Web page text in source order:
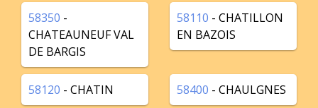
58350 -
CHATEAUNEUF VAL
DE BARGIS
58110 - CHATILLON
EN BAZOIS
58120 - CHATIN 58400 - CHAULGNES